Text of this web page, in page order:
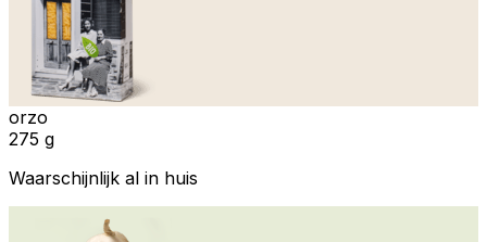
orzo
275 g
Waarschijnlijk al in huis